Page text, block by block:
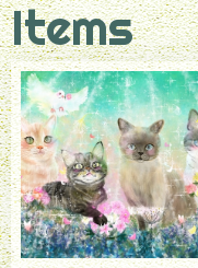
Items